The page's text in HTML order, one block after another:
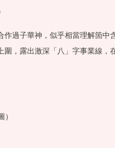
過子華神，似乎相當理解箇中
，露出激深「八」字事業線，